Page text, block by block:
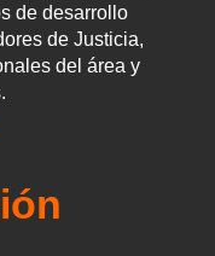
de desarrollo
de Justicia,
del área y